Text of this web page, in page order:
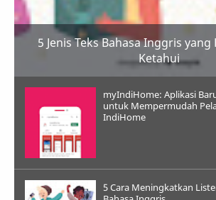
5 Jenis Teks Bahasa Inggris
Ketahui
myIndiHome: Aplikasi
untuk Mempermudah
IndiHome
5 Cara Meningkatkan